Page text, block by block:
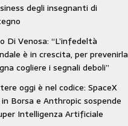
di Gillo Dorfles e lui
degli insegnanti di
Di Venosa: “L’infedeltà
è in crescita, per prevenirla
cogliere i segnali deboli”
oggi è nel codice: SpaceX
Borsa e Anthropic sospende
Intelligenza Artificiale